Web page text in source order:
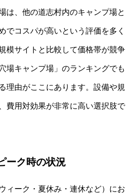
は、他の道志村内のキャンプ場と
でコスパが高いという評価を多く
模サイトと比較して価格帯が競争
場キャンプ場」のランキングでも
理由がここにあります。設備や規
費用対効果が非常に高い選択肢で
ーク時の状況
ィーク・夏休み・連休など）にお